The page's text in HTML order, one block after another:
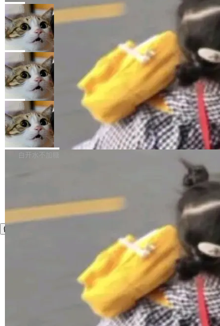
“启蒙老师”。 而今年，恰好是雷霄骅离世十周
年。FFmpeg 社区最终选择用一个大版本的名
字，留下了这份纪念。 雷霄骅曾是中国传媒大学
数字电视技术方向的博士生，长期从事视频、音
频技...
编写程序，目标是完成电商平台作者信息与商品
列表的数据匹配 —— 一项常规的数据处理任
务，最终却产生了 180 万美元的账单，实际支出
超出原定预算 860%。 更令人意外的是，该项目
最终并未成功落地，而高额算力消耗持续运行长
达 5 个月，公司直到财务对账时才察觉异常。这
意味着一个无人看管的 AI 程序，在近半年时间
里日夜不停地"烧钱"。 复盘显示，...
e CEO Clément Delangue 在 CNBC 的采访里
没有拐弯抹角。他说中国正在赢得 AI 竞赛，而
且按目前的速度，中国 AI 工具预计在今年底或
2027 年就能追上美国前沿实验室的水平。 Dela
ngue 把原因归结为一件事：开放协作。中国的
AI 开发者在一个共享和协作的生态里加速迭代，
而美国模型厂商在"闭门造车"。他的原话是 "buil
ding in silos"——各自为战，互不通气。 这个判
断从他嘴里说出来分量不同。Hugging Face 是
全球最大的开源 AI 平台，上面跑着上百万个模
型。谁在开源赛道上领先，...
局
当 AI agent 把源码变成了最好的扩展系
统，开发者工具必须开源
五年前，David Crawshaw 问过很多软件工程师
一个问题：你写过什么给自己用的程序？答案几
乎都是没有。工程师们整天用别人写的程序写程
序给别人用。偶尔有人自己写个博客系统、智能
家居控制、家庭实验室，都算稀奇事。 Crawsh
aw 是 Shelley 的作者，一个开源 AI coding age
nt。他最近在博客上写了一篇文章，核心论点很
简单：开发者工具必须开源。 理由不是传统的自
由软件情怀，而是一个跟 AI agent 直接相关的
技术判断。 两行 prompt 就能个性化任何软件 C
局
DeepSeek Harness 宣布内测邀请，全
网最大规模开源 Agent 路演现场诞生
一条内测招募帖，发出去的时候大概没人想到它
会变成一场开源 Agent 生态的路演。 8月1日，
DeepSeek Harness 团队负责人崔添翼（tiany
i）在 X 上发帖： 「如果你是 Agent Harness 相
关开源项目的开发者，希望参加 DeepSeek Har
ness 的内测，可以回复或私信联系我。请附上
Harness 负责把能力落到真实环境中——调用工
具、读写文件、管理上下文、处理错误、完成闭
环。崔添翼招人的标...
局
商汤 SenseNova U1.5-Lite-Preview
开源
商汤科技宣布面向社区开源轻量级统一多模态模
型的预览版本 SenseNova U1.5-Lite-Preview。
理解、推理、生成与编辑，还仅以 8B-MoT 的轻
量大小，将能力推进到4K、更精细的真实质感、
更复杂的视觉控制和可持续迭代编辑。 相比 U
1，U1.5-Lite-Preview 在以下方向上带来了显著
提升： 原生支持4K图像生成； 更精细的局部纹
理、细节与真实世界质感； 更准确的中英文文字
生成与复杂版式组织； 更稳定的图...
白开水不加糖